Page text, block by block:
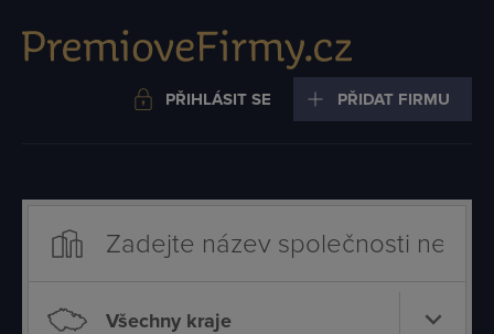
PŘIHLÁSIT SE PŘIDAT FIRMU
Všechny kraje